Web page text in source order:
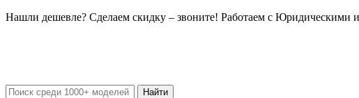
Нашли дешевле? Сделаем скидку – звоните! Работаем с Юридическими
Найти